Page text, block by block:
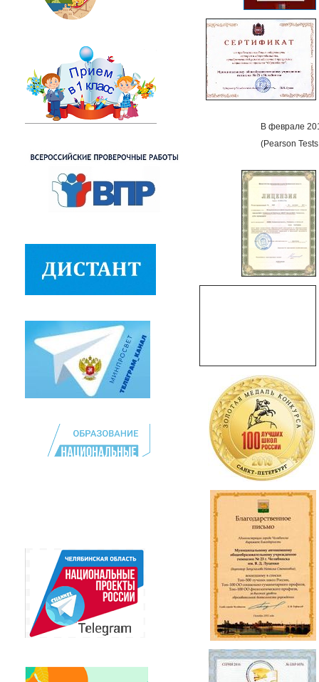
В феврале
(Pearson